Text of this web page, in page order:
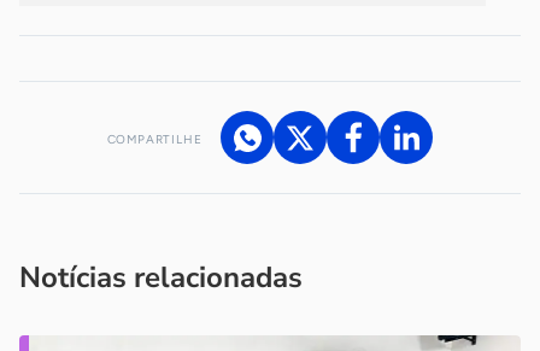
COMPARTILHE
Notícias relacionadas